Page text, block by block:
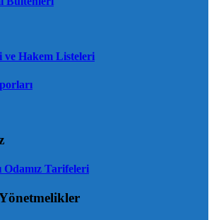
Hakem Listeleri
Odamız Tarifeleri